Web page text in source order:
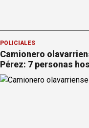
POLICIALES
Camionero
Pérez: 7 personas